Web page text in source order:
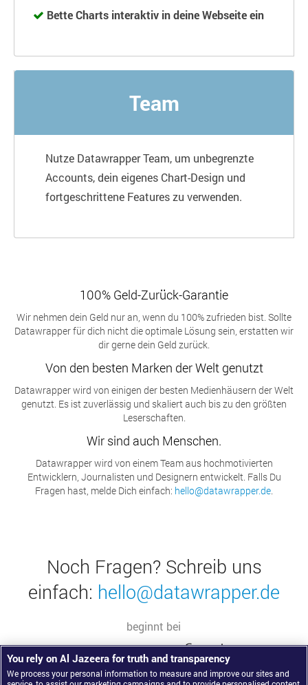
Kostenfrei
Anmelden
Bette Charts interaktiv in deine Webseite ein
€12
pro Monat
Team
Nutze Datawrapper Team, um unbegrenzte
Accounts, dein eigenes Chart-Design und
fortgeschrittene Features zu verwenden.
beginnt bei
€129
pro Monat
100% Geld-Zurück-Garantie
Wir nehmen dein Geld nur an, wenn du 100% zufrieden bist. Sollte
Datawrapper für dich nicht die optimale Lösung sein, erstatten wir
dir gerne dein Geld zurück.
Von den besten Marken der Welt genutzt
Datawrapper wird von einigen der besten Medienhäusern der Welt
genutzt. Es ist zuverlässig und skaliert auch bis zu den größten
Leserschaften.
Wir sind auch Menschen.
Datawrapper wird von einem Team aus hochmotivierten
Entwicklern, Journalisten und Designern entwickelt. Falls Du
Fragen hast, melde Dich einfach: hello@datawrapper.de.
Noch Fragen? Schreib uns
einfach: hello@datawrapper.de
Zurück nach oben
version1.10.2
Datawrapper ist einOpen SourceProjekt. Unterstützt
von derABZV (Bildungswerk der Zeitungen)von
You rely on Al Jazeera for truth and transparency
We process your personal information to measure and improve our sites and